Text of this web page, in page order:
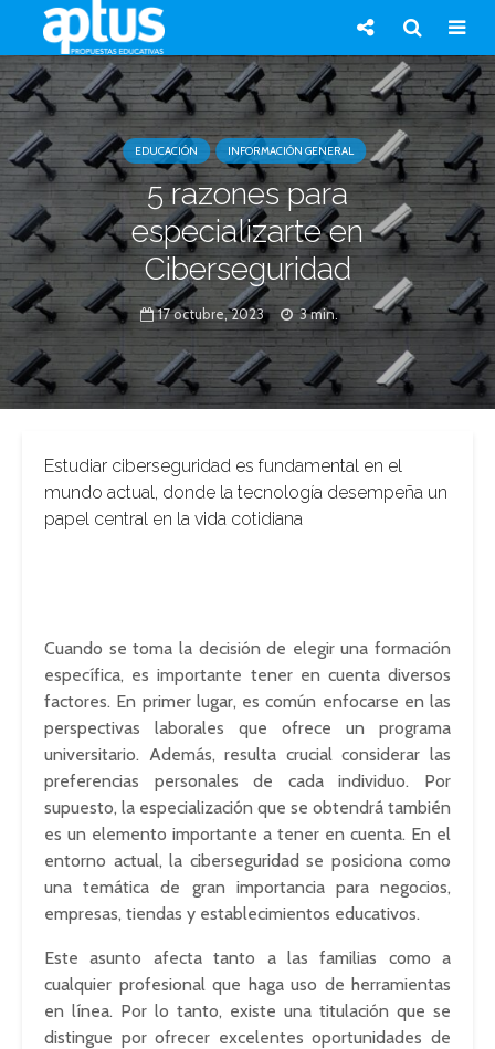
EDUCACIÓN INFORMACIÓN GENERAL
5 razones para
especializarte en
Ciberseguridad
17 octubre, 2023 3 min.
Estudiar ciberseguridad es fundamental en el
mundo actual, donde la tecnología desempeña un
papel central en la vida cotidiana
Cuando se toma la decisión de elegir una formación
específica, es importante tener en cuenta diversos
factores. En primer lugar, es común enfocarse en las
perspectivas laborales que ofrece un programa
universitario. Además, resulta crucial considerar las
preferencias personales de cada individuo. Por
supuesto, la especialización que se obtendrá también
es un elemento importante a tener en cuenta. En el
entorno actual, la ciberseguridad se posiciona como
una temática de gran importancia para negocios,
empresas, tiendas y establecimientos educativos.
Este asunto afecta tanto a las familias como a
cualquier profesional que haga uso de herramientas
en línea. Por lo tanto, existe una titulación que se
distingue por ofrecer excelentes oportunidades de